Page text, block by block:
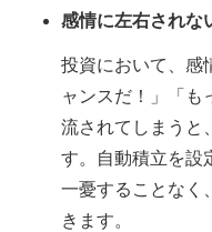
感情に左右されな
投資において、感
ャンスだ！」「も
流されてしまうと
す。自動積立を設
一憂することなく
きます。